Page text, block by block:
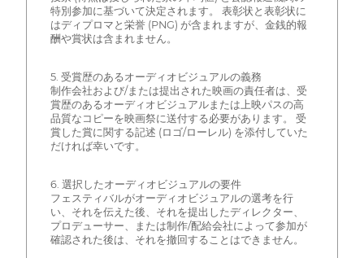
特別参加に基づいて決定されます。 表彰状と表彰状に
はディプロマと栄誉 (PNG) が含まれますが、金銭的報
酬や賞状は含まれません。
5. 受賞歴のあるオーディオビジュアルの義務
制作会社および/または提出された映画の責任者は、受
賞歴のあるオーディオビジュアルまたは上映パスの高
品質なコピーを映画祭に送付する必要があります。 受
賞した賞に関する記述 (ロゴ/ローレル) を添付していた
だければ幸いです。
6. 選択したオーディオビジュアルの要件
フェスティバルがオーディオビジュアルの選考を行
い、それを伝えた後、それを提出したディレクター、
プロデューサー、または制作/配給会社によって参加が
確認された後は、それを撤回することはできません。